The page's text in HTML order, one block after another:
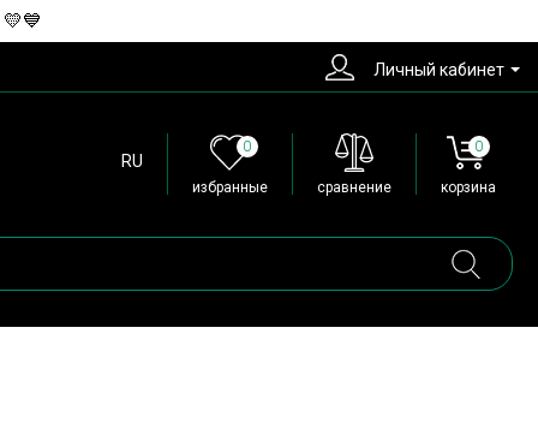
Личный кабинет
RU
0
избранные сравнение
0
корзина